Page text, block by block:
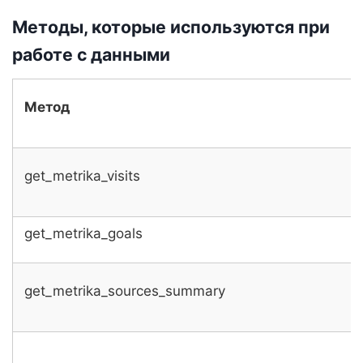
Методы, которые используются при
работе с данными
Метод
get_metrika_visits
get_metrika_goals
get_metrika_sources_summary